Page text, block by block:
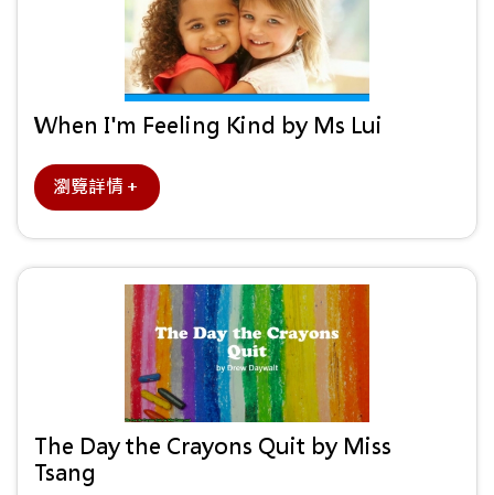
When I'm Feeling Kind by Ms Lui
瀏覽詳情＋
The Day the Crayons Quit by Miss
Tsang